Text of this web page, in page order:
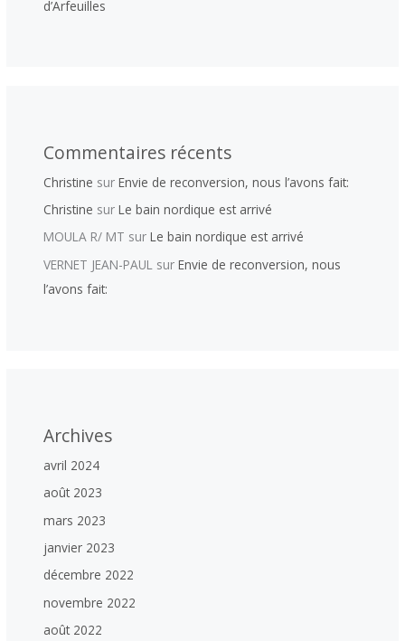
d’Arfeuilles
Commentaires récents
Christine surEnvie de reconversion, nous l’avons fait:
Christine surLe bain nordique est arrivé
MOULA R/ MT surLe bain nordique est arrivé
VERNET JEAN-PAUL surEnvie de reconversion, nous
l’avons fait:
Archives
avril 2024
août 2023
mars 2023
janvier 2023
décembre 2022
novembre 2022
août 2022